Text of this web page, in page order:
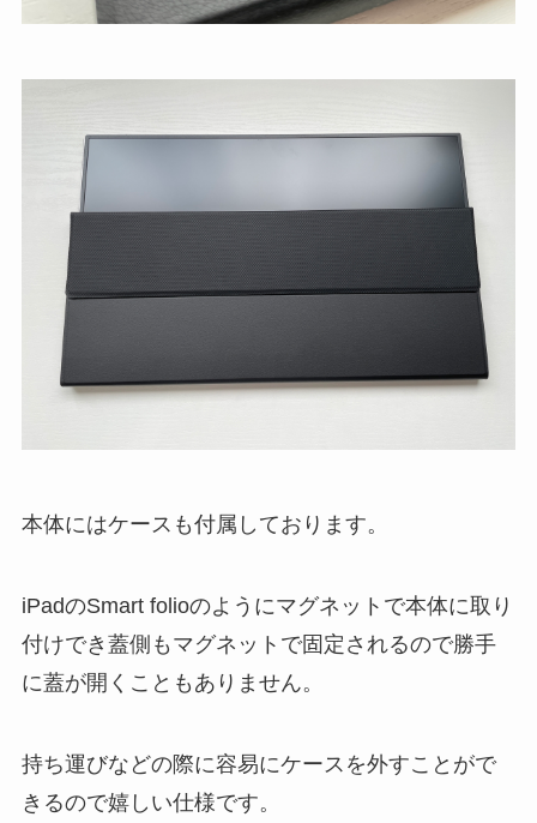
本体にはケースも付属しております。
iPadのSmart folioのようにマグネットで本体に取り
付けでき蓋側もマグネットで固定されるので勝手
に蓋が開くこともありません。
持ち運びなどの際に容易にケースを外すことがで
きるので嬉しい仕様です。